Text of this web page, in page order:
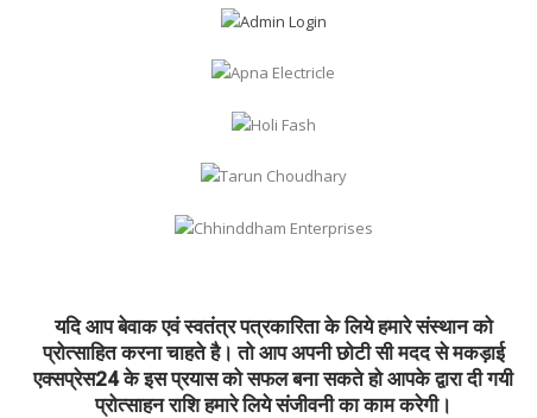
यदि आप बेवाक एवं स्वतंत्र पत्रकारिता के लिये हमारे संस्थान को
प्रोत्साहित करना चाहते है। तो आप अपनी छोटी सी मदद से मकड़ाई
एक्सप्रेस24 के इस प्रयास को सफल बना सकते हो आपके द्वारा दी गयी
प्रोत्साहन राशि हमारे लिये संजीवनी का काम करेगी।